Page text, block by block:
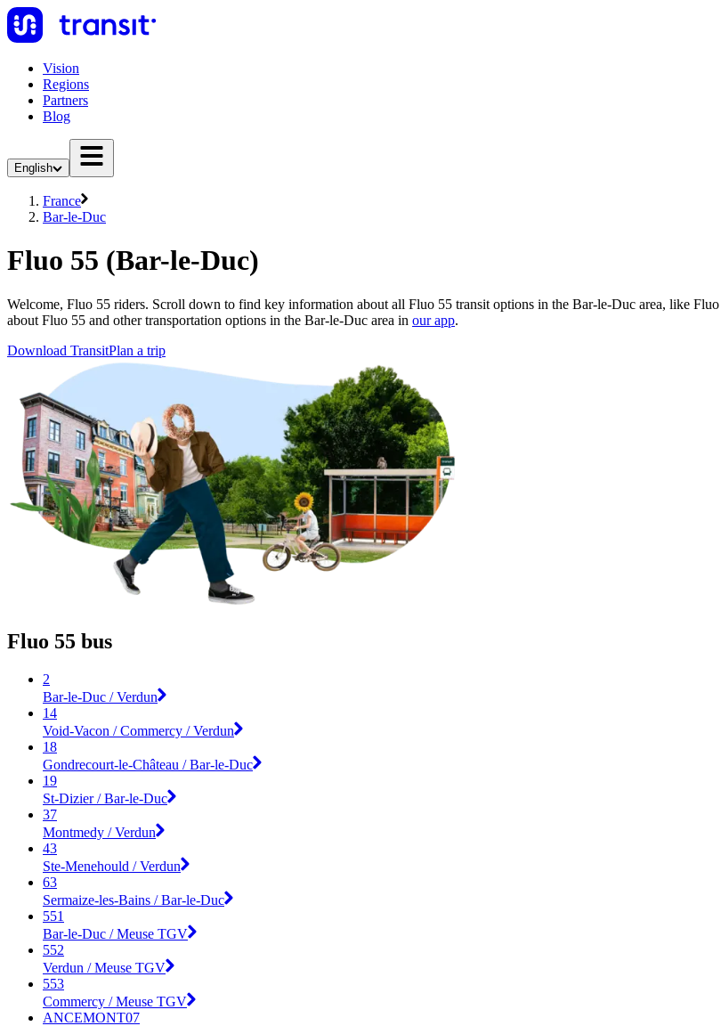
Vision
Regions
Partners
Blog
English
France
Bar-le-Duc
Fluo 55 (Bar-le-Duc)
Welcome, Fluo 55 riders. Scroll down to find key information about all Fluo 55 transit options in the Bar-le-Duc area, like
about Fluo 55 and other transportation options in the Bar-le-Duc area in our app.
Download TransitPlan a trip
Fluo 55 bus
2
Bar-le-Duc / Verdun
14
Void-Vacon / Commercy / Verdun
18
Gondrecourt-le-Château / Bar-le-Duc
19
St-Dizier / Bar-le-Duc
37
Montmedy / Verdun
43
Ste-Menehould / Verdun
63
Sermaize-les-Bains / Bar-le-Duc
551
Bar-le-Duc / Meuse TGV
552
Verdun / Meuse TGV
553
Commercy / Meuse TGV
ANCEMONT07